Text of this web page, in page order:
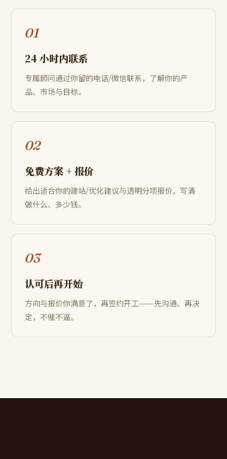
01
24 小时内联系
专属顾问通过你留的电话/微信联系，了解你的产
品、市场与目标。
02
免费方案 + 报价
给出适合你的建站/优化建议与透明分项报价，写清
做什么、多少钱。
03
认可后再开始
方向与报价你满意了，再签约开工——先沟通、再决
定，不催不逼。